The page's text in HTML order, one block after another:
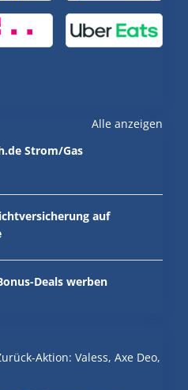
Alle anzeigen
Strom/Gas
auf
Deals werben
Aktion: Valess, Axe Deo,